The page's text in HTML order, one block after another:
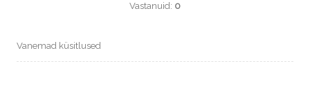
Vastanuid: 0
Vanemad küsitlused